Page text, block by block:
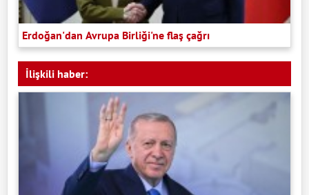
Erdoğan'dan Avrupa Birliği'ne flaş çağrı
İlişkili haber: